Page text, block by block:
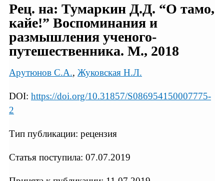
Рец. на: Тумаркин Д.Д. “О тамо,
кайе!” Воспоминания и
размышления ученого-
путешественника. М., 2018
Арутюнов С.А., Жуковская Н.Л.
DOI: https://doi.org/10.31857/S086954150007775-
2
Тип публикации: рецензия
Статья поступила: 07.07.2019